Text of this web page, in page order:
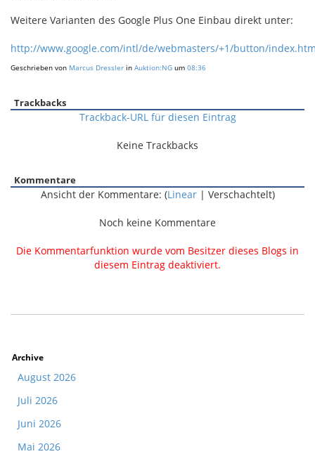
Weitere Varianten des Google Plus One Einbau direkt unter:
http://www.google.com/intl/de/webmasters/+1/button/
Geschrieben von Marcus Dressler in Auktion:NG um 08:36
Trackbacks
Trackback-URL für diesen Eintrag
Keine Trackbacks
Kommentare
Ansicht der Kommentare: (Linear| Verschachtelt)
Noch keine Kommentare
Die Kommentarfunktion wurde vom Besitzer dieses Blogs in
diesem Eintrag deaktiviert.
Archive
August 2026
Juli 2026
Juni 2026
Mai 2026